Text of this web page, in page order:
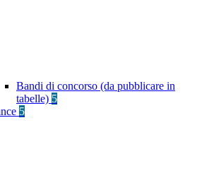
Bandi di concorso (da pubblicare in
tabelle) 5
5